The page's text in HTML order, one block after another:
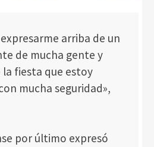
arriba de un
de mucha gente y
fiesta que estoy
mucha seguridad»,
por último expresó